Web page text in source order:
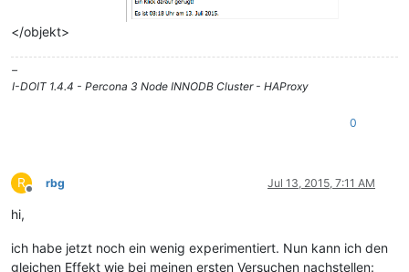
</objekt>
–
I-DOIT 1.4.4 - Percona 3 Node INNODB Cluster - HAProxy
0
R
Offline
rbg Jul 13, 2015, 7:11 AM
hi,
ich habe jetzt noch ein wenig experimentiert. Nun kann ich den
gleichen Effekt wie bei meinen ersten Versuchen nachstellen: